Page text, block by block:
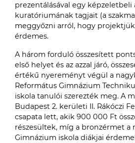
prezentálásával egy képzeletbeli
kuratóriumának tagjait (a
meggyőzni arról, hogy
érdemes.
A három forduló összesített
első helyet és az azzal járó,
értékű nyereményt végül a
Református Gimnázium
iskola tanulói szerezték meg. A
Budapest 2. kerületi II. Rákóczi
csapata lett, akik 900 000 Ft
részesültek, míg a bronzérmet a
Gimnázium iskola diákjai